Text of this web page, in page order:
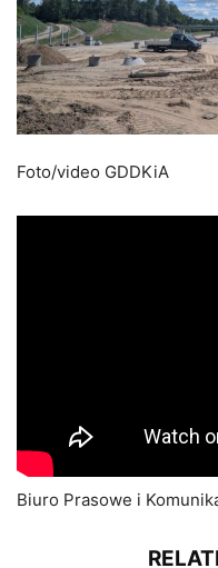
Foto/video GDDKiA
Biuro Prasowe i